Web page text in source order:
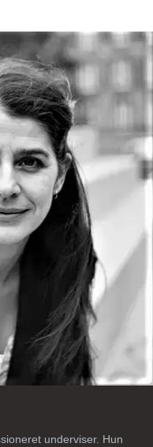
underviser. Hun